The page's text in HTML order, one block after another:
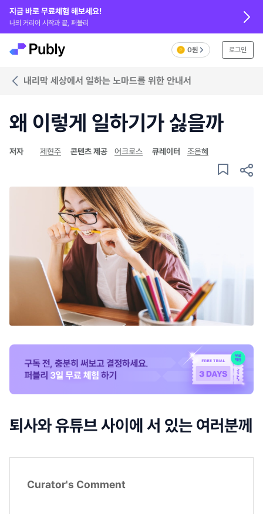
지금 바로 무료체험 해보세요!
나의 커리어 시작과 끝, 퍼블리
0원 로그인
내리막 세상에서 일하는 노마드를 위한 안내서
왜 이렇게 일하기가 싫을까
저자 제현주 콘텐츠 제공 어크로스 큐레이터 조은혜
퇴사와 유튜브 사이에 서 있는 여러분께
Curator's Comment